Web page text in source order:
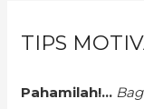
TIPS
Pahamilah!...